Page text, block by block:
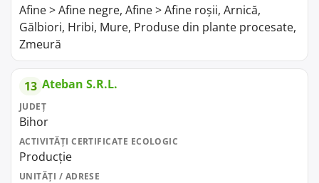
Afine > Afine negre, Afine > Afine roșii, Arnică,
Gălbiori, Hribi, Mure, Produse din plante procesate,
Zmeură
13 Ateban S.R.L.
JUDEȚ
Bihor
ACTIVITĂȚI CERTIFICATE ECOLOGIC
Producție
UNITĂȚI / ADRESE